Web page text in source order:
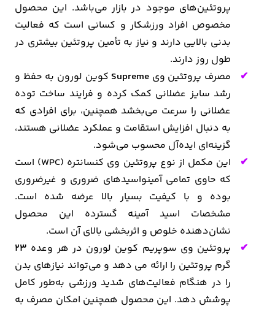
پروتئین‌های موجود در بازار می‌باشد. این محصول
مخصوص افراد ورزشکار و کسانی است که فعالیت
بدنی بالایی دارند و نیاز به تأمین پروتئین بیشتری در
طول روز دارند.
مصرف پروتئین وی Supreme کوین لورون به حفظ و
رشد سایز عضلانی کمک کرده و فرایند ساخت توده
عضلانی را سرعت می‌بخشد همچنین، برای افرادی که
به دنبال افزایش استقامت و عملکرد عضلانی هستند،
گزینه‌ای ایده‌آل محسوب می‌شود.
این مکمل از نوع پروتئین وی کنسانتره (WPC) است
که حاوی تمامی آمینواسیدهای ضروری و غیرضروری
بوده و با کیفیت بسیار بالا عرضه شده است.
مشخصات اسید آمینه گسترده این محصول
نشان‌دهنده خلوص و اثربخشی بالای آن است.
پروتئین وی سوپریم کوین لورون در هر وعده 23
گرم پروتئین را ارائه می دهد و می‌تواند نیازهای بدن
را در هنگام فعالیت‌های شدید ورزشی به‌طور کامل
پوشش دهد. این محصول همچنین امکان مصرف به